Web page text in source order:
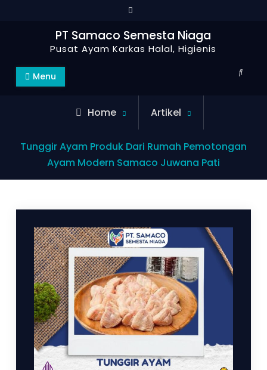
PT Samaco Semesta Niaga
Pusat Ayam Karkas Halal, Higienis
Menu
Home Artikel
Tunggir Ayam Produk Dari Rumah Pemotongan
Ayam Modern Samaco Juwana Pati